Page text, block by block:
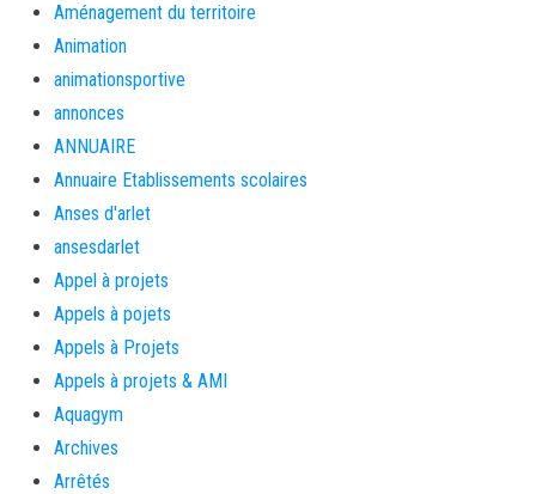
Aménagement du territoire
Animation
animationsportive
annonces
ANNUAIRE
Annuaire Etablissements scolaires
Anses d'arlet
ansesdarlet
Appel à projets
Appels à pojets
Appels à Projets
Appels à projets & AMI
Aquagym
Archives
Arrêtés